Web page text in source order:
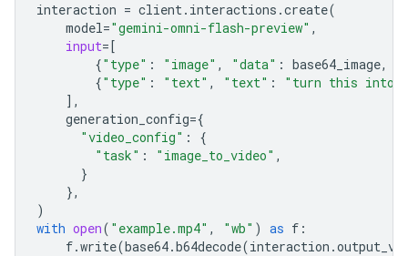
interaction = client. interactions .create(
model="gemini-omni-flash-preview" ,
input=[
{"type" : "image" , "data" : base64_image,
{"type" : "text" , "text" :
"turn this into
],
generation_config={
"video_config" :
{
"task" : "image_to_video" ,
}
},
)
with open( "example.mp4" , "wb" ) as f :
f.write(base64.b64decode(interaction .